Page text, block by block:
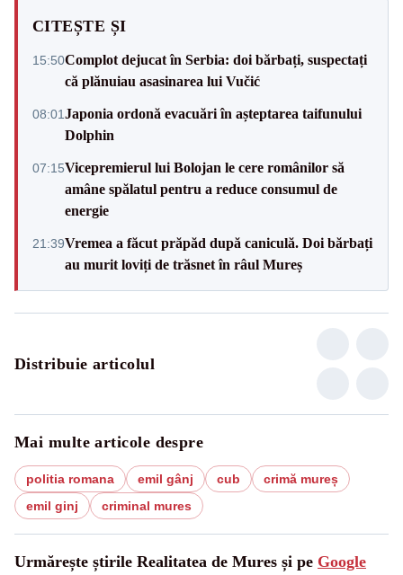
CITEȘTE ȘI
15:50Complot dejucat în Serbia: doi bărbați, suspectați
că plănuiau asasinarea lui Vučić
08:01Japonia ordonă evacuări în așteptarea taifunului
Dolphin
07:15Vicepremierul lui Bolojan le cere românilor să
amâne spălatul pentru a reduce consumul de
energie
21:39Vremea a făcut prăpăd după caniculă. Doi bărbați
au murit loviți de trăsnet în râul Mureș
Distribuie articolul
Mai multe articole despre
politia romana emil gânj cub
crimă mureș
emil ginj
criminal mures
Urmărește știrile Realitatea de Mures și pe Google